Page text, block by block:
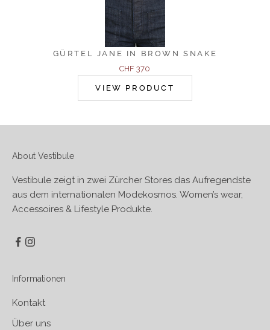
GÜRTEL JANE IN BROWN SNAKE
Angebot
CHF 370
VIEW PRODUCT
About Vestibule
Vestibule zeigt in zwei Zürcher Stores das Aufregendste
aus dem internationalen Modekosmos. Women’s wear,
Accessoires & Lifestyle Produkte.
Informationen
Kontakt
Über uns